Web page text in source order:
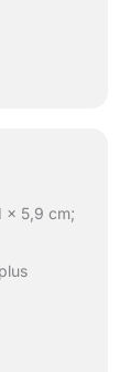
x 5,9 cm;